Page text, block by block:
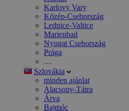
Karlovy Vary
Közép-Csehország
Lednice-Valtice
Marienbad
Nyugat Csehország
Prága
…
Szlovákia
minden ajánlat
Alacsony-Tátra
Árva
Bajmóc